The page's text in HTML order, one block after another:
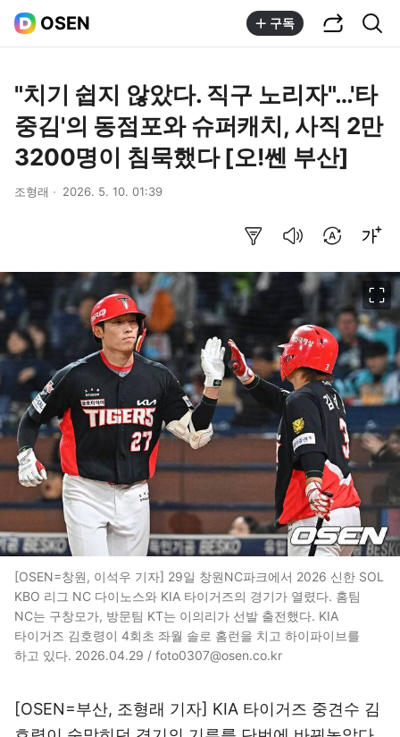
OSEN 구독
"치기 쉽지 않았다. 직구 노리자"…'타
중김'의 동점포와 슈퍼캐치, 사직 2만
3200명이 침묵했다 [오!쎈 부산]
조형래 2026. 5. 10. 01:39
[OSEN=창원, 이석우 기자] 29일 창원NC파크에서 2026 신한 SOL
KBO 리그 NC 다이노스와 KIA 타이거즈의 경기가 열렸다. 홈팀
NC는 구창모가, 방문팀 KT는 이의리가 선발 출전했다. KIA
타이거즈 김호령이 4회초 좌월 솔로 홈런을 치고 하이파이브를
하고 있다. 2026.04.29 / foto0307@osen.co.kr
[OSEN=부산, 조형래 기자] KIA 타이거즈 중견수 김